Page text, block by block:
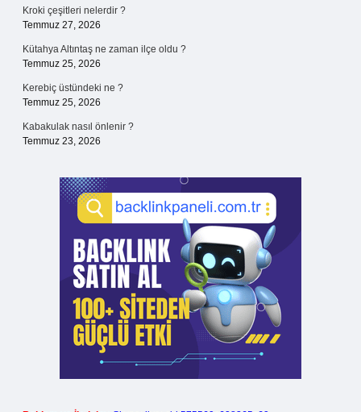
Kroki çeşitleri nelerdir ?
Temmuz 27, 2026
Kütahya Altıntaş ne zaman ilçe oldu ?
Temmuz 25, 2026
Kerebiç üstündeki ne ?
Temmuz 25, 2026
Kabakulak nasıl önlenir ?
Temmuz 23, 2026